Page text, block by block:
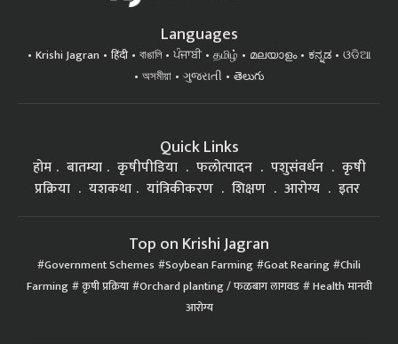
Languages
Krishi Jagran हिंदी বাঙালি ਪੰਜਾਬੀ தமிழ் മലയാളം ಕನ್ನಡ
ଓଡିଆ
অসমীয়া
ગુજરાતી తెలుగు
Quick Links
होम बातम्या कृषीपीडिया फलोत्पादन पशुसंवर्धन
कृषी
प्रक्रिया
यशकथा यांत्रिकीकरण शिक्षण आरोग्य इतर
Top on Krishi Jagran
Government Schemes Soybean Farming Goat Rearing Chili
Farming कृषी प्रक्रिया Orchard planting / फळबाग लागवड Health मानवी
आरोग्य